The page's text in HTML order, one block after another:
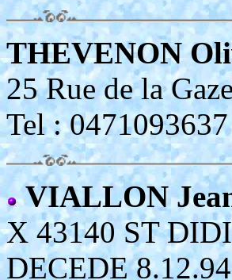
THEVENON
25 Rue de la
Tel : 0471093637
VIALLON
X 43140 ST
DECEDE